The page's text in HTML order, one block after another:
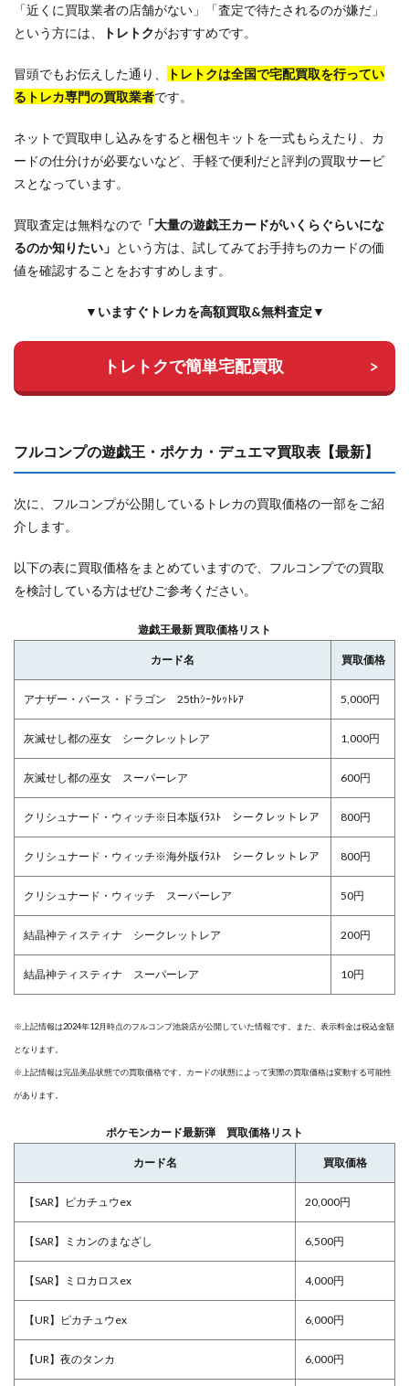
「近くに買取業者の店舗がない」「査定で待たされるのが嫌だ」
という方には、
トレトクがおすすめです。
冒頭でもお伝えした通り、
トレトクは全国で宅配買取を行ってい
るトレカ専門の買取業者です。
ネットで買取申し込みをすると梱包キットを一式もらえたり、カ
ードの仕分けが必要ないなど、手軽で便利だと評判の買取サービ
スとなっています。
買取査定は無料なので 「大量の遊戯王カードがいくらぐらいにな
るのか知りたい」 という方は、試してみてお手持ちのカードの価
値を確認することをおすすめします。
▼いますぐトレカを高額買取&無料査定▼
トレトクで簡単宅配買取
フルコンプの遊戯王・ポケカ・デュエマ買取表【最新】
次に、フルコンプが公開しているトレカの買取価格の一部をご紹
介します。
以下の表に買取価格をまとめていますので、フルコンプでの買取
を検討している方はぜひご参考ください。
遊戯王最新 買取価格リスト
カード名 買取価格
アナザー・バース・ドラゴン 25thｼｰｸﾚｯﾄﾚｱ 5,000円
灰滅せし都の巫女 シークレットレア 1,000円
灰滅せし都の巫女 スーパーレア 600円
クリシュナード・ウィッチ※日本版ｲﾗｽﾄ シークレットレア 800円
クリシュナード・ウィッチ※海外版ｲﾗｽﾄ シークレットレア 800円
クリシュナード・ウィッチ スーパーレア 50円
結晶神ティスティナ シークレットレア 200円
結晶神ティスティナ スーパーレア 10円
※上記情報は2024年12月時点のフルコンプ池袋店が公開していた情報です。また、表示料金は税込金額
となります。
※上記情報は完品美品状態での買取価格です。カードの状態によって実際の買取価格は変動する可能性
があります。
ポケモンカード最新弾 買取価格リスト
カード名 買取価格
【SAR】ピカチュウex 20,000円
【SAR】ミカンのまなざし 6,500円
【SAR】ミロカロスex 4,000円
【UR】ピカチュウex 6,000円
【UR】夜のタンカ 6,000円